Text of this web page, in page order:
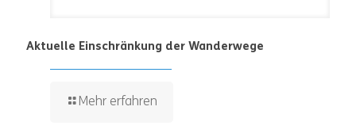
Aktuelle Einschränkung der Wanderwege
Mehr erfahren